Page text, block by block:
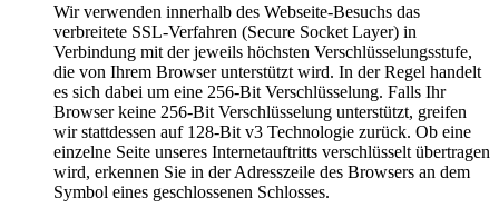
Wir verwenden innerhalb des Webseite-Besuchs das
verbreitete SSL-Verfahren (Secure Socket Layer) in
Verbindung mit der jeweils höchsten Verschlüsselungsstufe,
die von Ihrem Browser unterstützt wird. In der Regel handelt
es sich dabei um eine 256-Bit Verschlüsselung. Falls Ihr
Browser keine 256-Bit Verschlüsselung unterstützt, greifen
wir stattdessen auf 128-Bit v3 Technologie zurück. Ob eine
einzelne Seite unseres Internetauftritts verschlüsselt übertragen
wird, erkennen Sie in der Adresszeile des Browsers an dem
Symbol eines geschlossenen Schlosses.